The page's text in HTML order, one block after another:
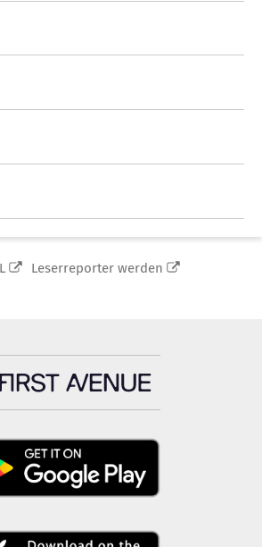
Leserreporter werden